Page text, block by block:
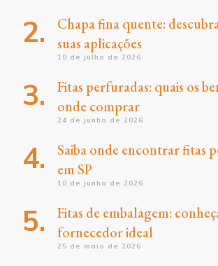
Chapa fina quente:
suas aplicações
10 de julho de 2026
Fitas perfuradas: quais os
onde comprar
24 de junho de 2026
Saiba onde encontrar fitas
em SP
10 de junho de 2026
Fitas de embalagem:
fornecedor ideal
25 de maio de 2026